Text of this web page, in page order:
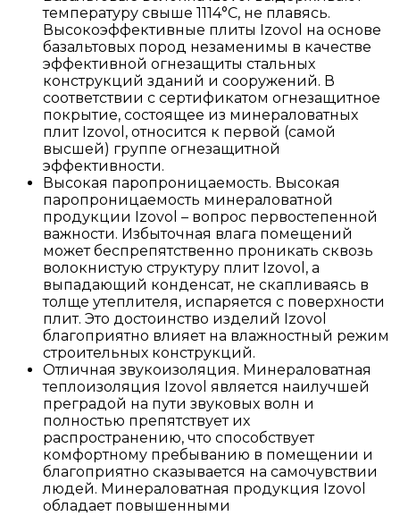
температуру свыше 1114°С, не плавясь.
Высокоэффективные плиты Izovol на основе
базальтовых пород незаменимы в качестве
эффективной огнезащиты стальных
конструкций зданий и сооружений. В
соответствии с сертификатом огнезащитное
покрытие, состоящее из минераловатных
плит Izovol, относится к первой (самой
высшей) группе огнезащитной
эффективности.
Высокая паропроницаемость. Высокая
паропроницаемость минераловатной
продукции Izovol – вопрос первостепенной
важности. Избыточная влага помещений
может беспрепятственно проникать сквозь
волокнистую структуру плит Izovol, а
выпадающий конденсат, не скапливаясь в
толще утеплителя, испаряется с поверхности
плит. Это достоинство изделий Izovol
благоприятно влияет на влажностный режим
строительных конструкций.
Отличная звукоизоляция. Минераловатная
теплоизоляция Izovol является наилучшей
преградой на пути звуковых волн и
полностью препятствует их
распространению, что способствует
комфортному пребыванию в помещении и
благоприятно сказывается на самочувствии
людей. Минераловатная продукция Izovol
обладает повышенными